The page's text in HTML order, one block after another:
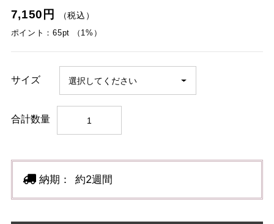
7,150円
（税込）
ポイント：65pt （1%）
サイズ
合計数量
納期： 約2週間